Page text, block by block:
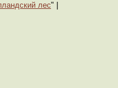
лес" |